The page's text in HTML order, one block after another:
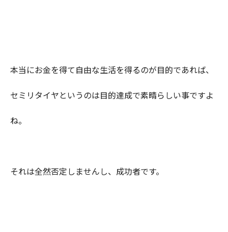
本当にお金を得て自由な生活を得るのが目的であれば、
セミリタイヤというのは目的達成で素晴らしい事ですよ
ね。
それは全然否定しませんし、成功者です。